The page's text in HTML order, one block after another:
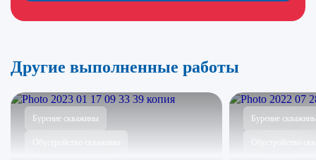
Другие выполненные работы
Бурение скважины Бурение
Обустройство